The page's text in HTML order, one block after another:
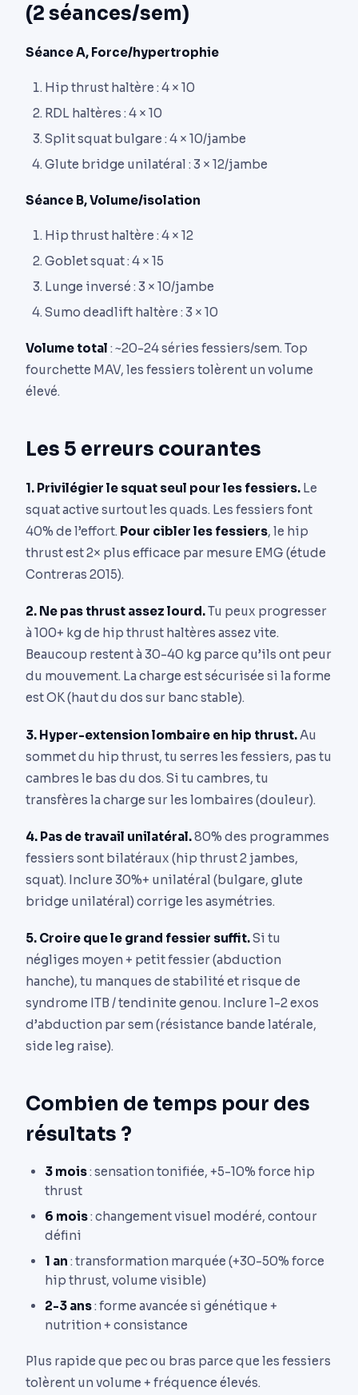
(2 séances/sem)
Séance A, Force/hypertrophie
Hip thrust haltère : 4 × 10
RDL haltères : 4 × 10
Split squat bulgare : 4 × 10/jambe
Glute bridge unilatéral : 3 × 12/jambe
Séance B, Volume/isolation
Hip thrust haltère : 4 × 12
Goblet squat : 4 × 15
Lunge inversé : 3 × 10/jambe
Sumo deadlift haltère : 3 × 10
Volume total : ~20-24 séries fessiers/sem. Top
fourchette MAV, les fessiers tolèrent un volume
élevé.
Les 5 erreurs courantes
1. Privilégier le squat seul pour les fessiers. Le
squat active surtout les quads. Les fessiers font
40% de l’effort. Pour cibler les fessiers, le hip
thrust est 2× plus efficace par mesure EMG (étude
Contreras 2015).
2. Ne pas thrust assez lourd.Tu peux progresser
à 100+ kg de hip thrust haltères assez vite.
Beaucoup restent à 30-40 kg parce qu’ils ont peur
du mouvement. La charge est sécurisée si la forme
est OK (haut du dos sur banc stable).
3. Hyper-extension lombaire en hip thrust. Au
sommet du hip thrust, tu serres les fessiers, pas tu
cambres le bas du dos. Si tu cambres, tu
transfères la charge sur les lombaires (douleur).
4. Pas de travail unilatéral.80% des programmes
fessiers sont bilatéraux (hip thrust 2 jambes,
squat). Inclure 30%+ unilatéral (bulgare, glute
bridge unilatéral) corrige les asymétries.
5. Croire que le grand fessier suffit.Si tu
négliges moyen + petit fessier (abduction
hanche), tu manques de stabilité et risque de
syndrome ITB / tendinite genou. Inclure 1-2 exos
d’abduction par sem (résistance bande latérale,
side leg raise).
Combien de temps pour des
résultats ?
3 mois: sensation tonifiée, +5-10% force hip
thrust
6 mois: changement visuel modéré, contour
défini
1 an : transformation marquée (+30-50% force
hip thrust, volume visible)
2-3 ans: forme avancée si génétique +
nutrition + consistance
Plus rapide que pec ou bras parce que les fessiers
tolèrent un volume + fréquence élevés.